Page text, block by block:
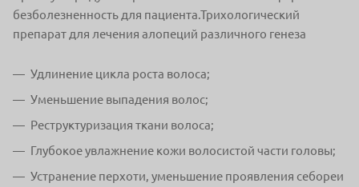
безболезненность для пациента.Трихологический
препарат для лечения алопеций различного генеза
Удлинение цикла роста волоса;
Уменьшение выпадения волос;
Реструктуризация ткани волоса;
Глубокое увлажнение кожи волосистой части головы;
Устранение перхоти, уменьшение проявления себореи